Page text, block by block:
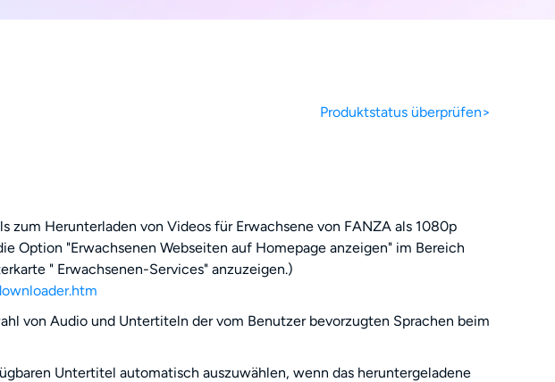
Produktstatus überprüfen>
zum Herunterladen von Videos für Erwachsene von FANZA als 1080p
Option "Erwachsenen Webseiten auf Homepage anzeigen" im Bereich
" Erwachsenen-Services" anzuzeigen.)
von Audio und Untertiteln der vom Benutzer bevorzugten Sprachen beim
Untertitel automatisch auszuwählen, wenn das heruntergeladene